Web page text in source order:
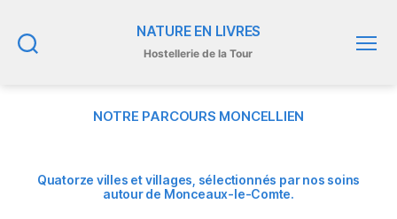
NATURE EN LIVRES
Hostellerie de la Tour
NOTRE PARCOURS MONCELLIEN
Quatorze villes et villages, sélectionnés par nos soins
autour de Monceaux-le-Comte.